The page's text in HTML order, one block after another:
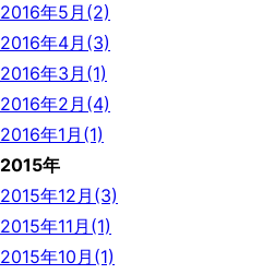
2016年5月(2)
2016年4月(3)
2016年3月(1)
2016年2月(4)
2016年1月(1)
2015年
2015年12月(3)
2015年11月(1)
2015年10月(1)